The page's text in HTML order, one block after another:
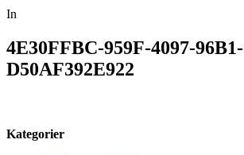
In
4E30FFBC-959F-4097-96B1-
D50AF392E922
Kategorier